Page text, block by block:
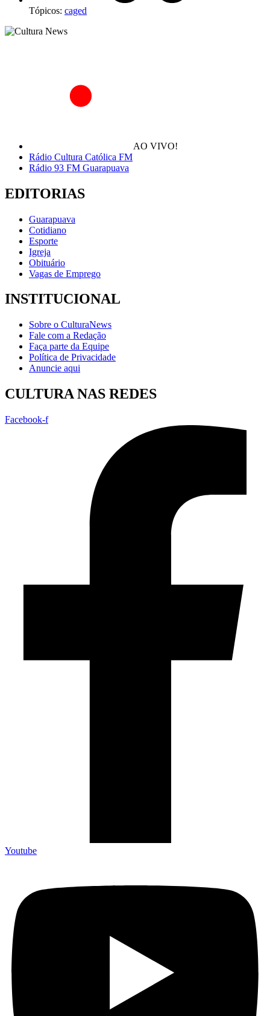
Tópicos: caged
AO VIVO!
Rádio Cultura Católica FM
Rádio 93 FM Guarapuava
EDITORIAS
Guarapuava
Cotidiano
Esporte
Igreja
Obituário
Vagas de Emprego
INSTITUCIONAL
Sobre o CulturaNews
Fale com a Redação
Faça parte da Equipe
Política de Privacidade
Anuncie aqui
CULTURA NAS REDES
Facebook-f
Youtube